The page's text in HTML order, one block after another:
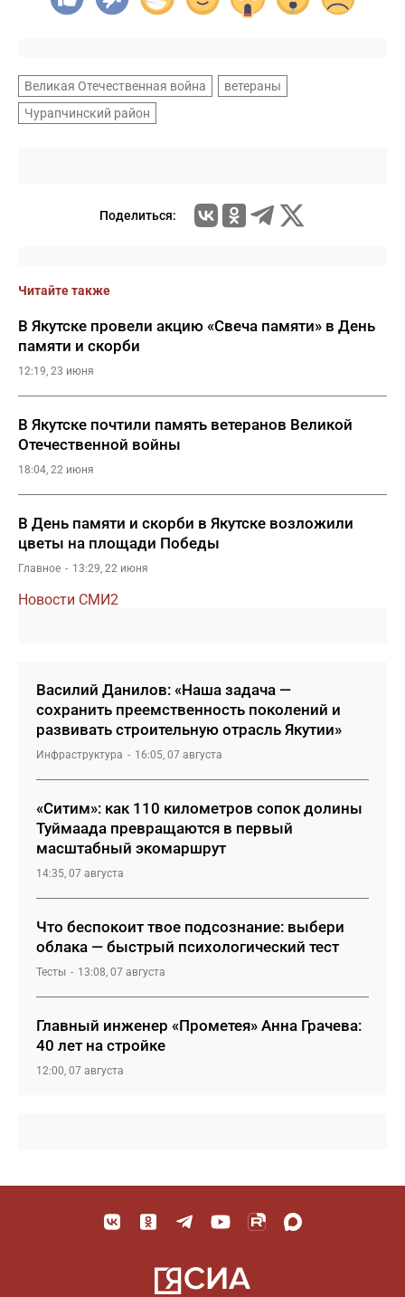
Великая Отечественная война
ветераны
Чурапчинский район
Поделиться:
Читайте также
В Якутске провели акцию «Свеча памяти» в День
памяти и скорби
12:19, 23 июня
В Якутске почтили память ветеранов Великой
Отечественной войны
18:04, 22 июня
В День памяти и скорби в Якутске возложили
цветы на площади Победы
Главное 13:29, 22 июня
Новости СМИ2
Василий Данилов: «Наша задача —
сохранить преемственность поколений и
развивать строительную отрасль Якутии»
Инфраструктура 16:05, 07 августа
«Ситим»: как 110 километров сопок долины
Туймаада превращаются в первый
масштабный экомаршрут
14:35, 07 августа
Что беспокоит твое подсознание: выбери
облака — быстрый психологический тест
Тесты 13:08, 07 августа
Главный инженер «Прометея» Анна Грачева:
40 лет на стройке
12:00, 07 августа